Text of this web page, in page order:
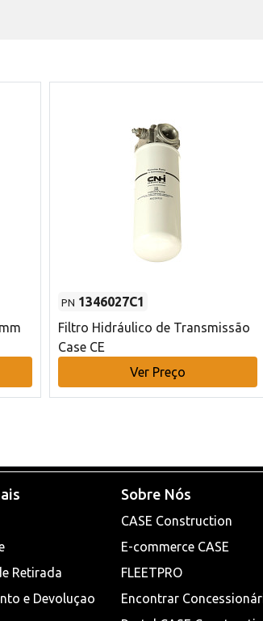
PN 1346027C1
Filtro Hidráulico de Transmissão
Case CE
Ver Preço
Retirada
e Devoluçao
Sobre Nós
CASE Construction
E-commerce CASE
FLEETPRO
Encontrar